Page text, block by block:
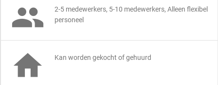

2-5 medewerkers, 5-10 medewerkers, Alleen flexibel
personeel
 Kan worden gekocht of gehuurd